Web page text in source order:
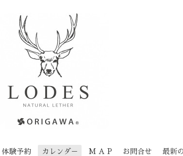
体験予約 カレンダ－ M A P お問合せ 最新